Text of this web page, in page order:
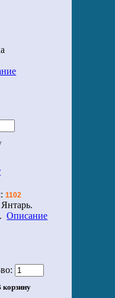
1102
Янтарь.
Описание